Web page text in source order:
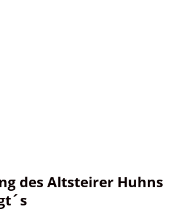
des Altsteirer Huhns